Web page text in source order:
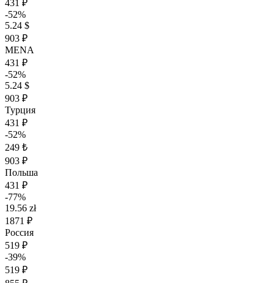
431 ₽
-52%
5.24 $
903 ₽
MENA
431 ₽
-52%
5.24 $
903 ₽
Турция
431 ₽
-52%
249 ₺
903 ₽
Польша
431 ₽
-77%
19.56 zł
1871 ₽
Россия
519 ₽
-39%
519 ₽